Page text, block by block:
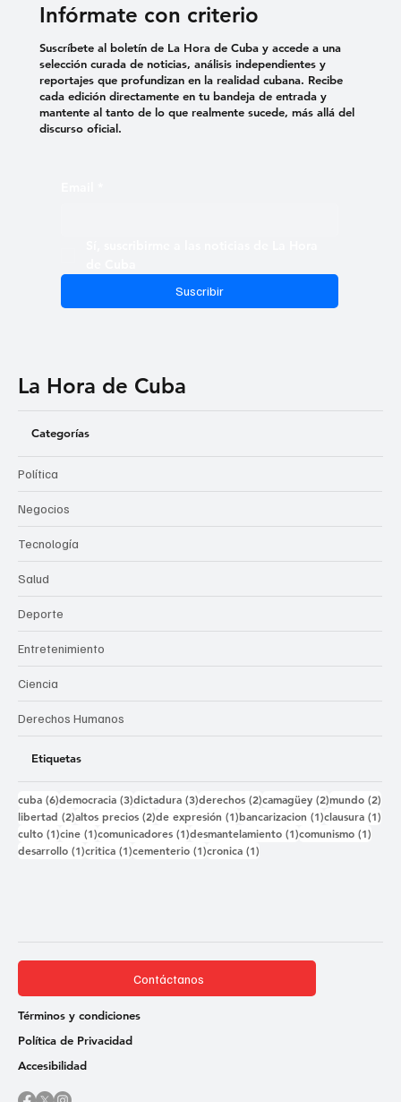
Infórmate con criterio
Suscribir
Suscríbete al boletín de La Hora de Cuba y accede a una
selección curada de noticias, análisis independientes y
reportajes que profundizan en la realidad cubana. Recibe
cada edición directamente en tu bandeja de entrada y
mantente al tanto de lo que realmente sucede, más allá del
discurso oficial.
La Hora de Cuba
Categorías
Política
Negocios
Tecnología
Salud
Deporte
Entretenimiento
Ciencia
Derechos Humanos
Etiquetas
cuba (6)6 entradas
democracia (3)3 entradas
dictadura (3)3 entradas
derechos (2)2 entradas
camagüey (2)2 entradas
mundo (2)
libertad (2)2 entradas
altos precios (2)2 entradas
de expresión (1)1 entrada
bancarizacion (1)1 entrada
clausura (1)
culto (1)1 entrada
cine (1)1 entrada
comunicadores (1)1 entrada
desmantelamiento (1)1 entrada
comunismo (1)
desarrollo (1)1 entrada
critica (1)1 entrada
cementerio (1)1 entrada
cronica (1)
Contáctanos
Términos y condiciones
Política de Privacidad
Accesibilidad